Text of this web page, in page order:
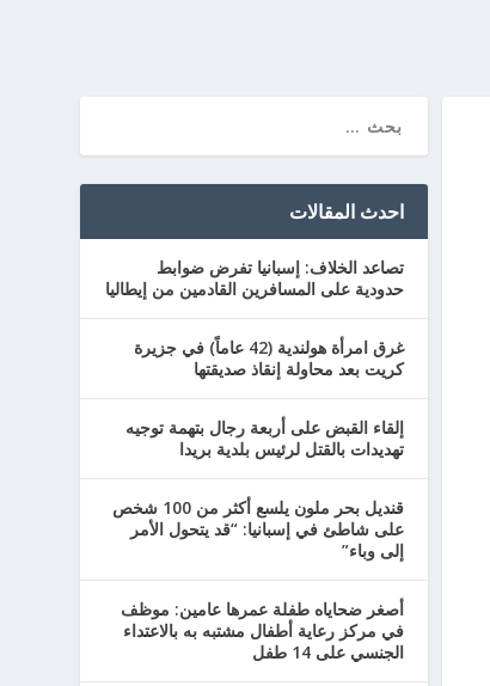
احدث المقالات
تصاعد الخلاف: إسبانيا تفرض ضوابط
حدودية على المسافرين القادمين من إيطاليا
غرق امرأة هولندية (42 عاماً) في جزيرة
كريت بعد محاولة إنقاذ صديقتها
إلقاء القبض على أربعة رجال بتهمة توجيه
تهديدات بالقتل لرئيس بلدية بريدا
قنديل بحر ملون يلسع أكثر من 100 شخص
على شاطئ في إسبانيا: “قد يتحول الأمر
إلى وباء”
أصغر ضحاياه طفلة عمرها عامين: موظف
في مركز رعاية أطفال مشتبه به بالاعتداء
الجنسي على 14 طفل